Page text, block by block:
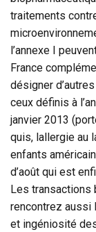
traitements
l’annexe I
France
désigner
ceux définis à
janvier 2013
quis, lallergie au
enfants
d’août qui est
Les transactions
rencontrez aussi
et ingéniosité